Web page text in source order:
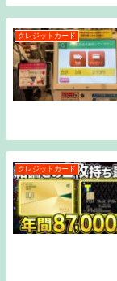
クレジットカード
クレジットカード